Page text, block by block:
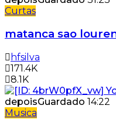
Curtas
matanca sao
hfsilva
171.4K
8.1K
depoisGuardado 14:22
Musica